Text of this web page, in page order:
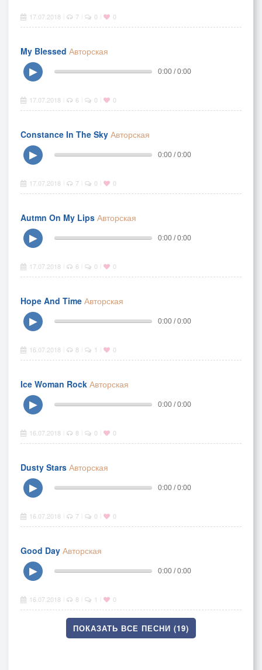
17.07.2018 7 0 0
My Blessed Авторская
▶
0:00 / 0:00
17.07.2018 6 0 0
Constance In The Sky Авторская
▶
0:00 / 0:00
17.07.2018 7 0 0
Autmn On My Lips Авторская
▶
0:00 / 0:00
17.07.2018 6 0 0
Hope And Time Авторская
▶
0:00 / 0:00
16.07.2018 8 1 0
Ice Woman Rock Авторская
▶
0:00 / 0:00
16.07.2018 8 0 0
Dusty Stars Авторская
▶
0:00 / 0:00
16.07.2018 7 0 0
Good Day Авторская
▶
0:00 / 0:00
16.07.2018 8 1 0
ПОКАЗАТЬ ВСЕ ПЕСНИ (19)